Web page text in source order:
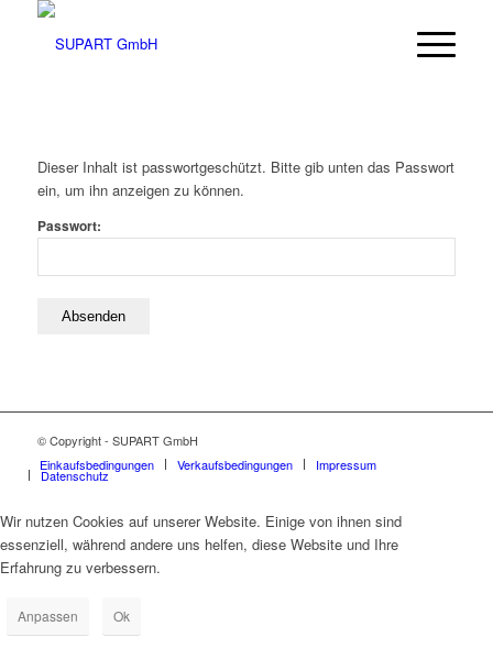
Dieser Inhalt ist passwortgeschützt. Bitte gib unten das Passwort
ein, um ihn anzeigen zu können.
Passwort:
© Copyright - SUPART GmbH
Einkaufsbedingungen
Verkaufsbedingungen Impressum
Datenschutz
Wir nutzen Cookies auf unserer Website. Einige von ihnen sind
essenziell, während andere uns helfen, diese Website und Ihre
Erfahrung zu verbessern.
Anpassen Ok